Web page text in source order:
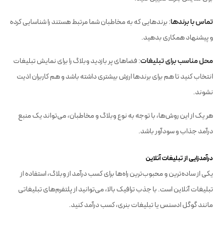
تماس با برندها: برندهایی که به مخاطبان شما مرتبط هستند را شناسایی کرده
و پیشنهاد همکاری بدهید.
محل مناسب برای تبلیغات: فضاهای پر بازدید وبلاگ را برای نمایش تبلیغات
انتخاب کنید تا هم برای برندها ارزش بیشتری داشته باشد و هم کاربران اذیت
نشوند.
هر یک از این روش‌ها، با توجه به نوع وبلاگ و مخاطبان، می‌تواند یک منبع
درآمد جذاب و سودآور باشد.
درآمدزایی از تبلیغات آنلاین
یکی از ساده‌ترین و محبوب‌ترین راه‌ها برای کسب درآمد از وبلاگ، استفاده از
تبلیغات آنلاین است. با جذب ترافیک بالا، می‌توانید از پلتفرم‌های تبلیغاتی
مانند گوگل ادسنس یا تبلیغات بنری، کسب درآمد کنید.